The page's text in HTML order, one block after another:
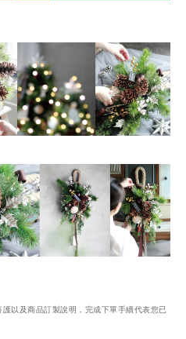
以及商品訂製說明，完成下單手續代表您已